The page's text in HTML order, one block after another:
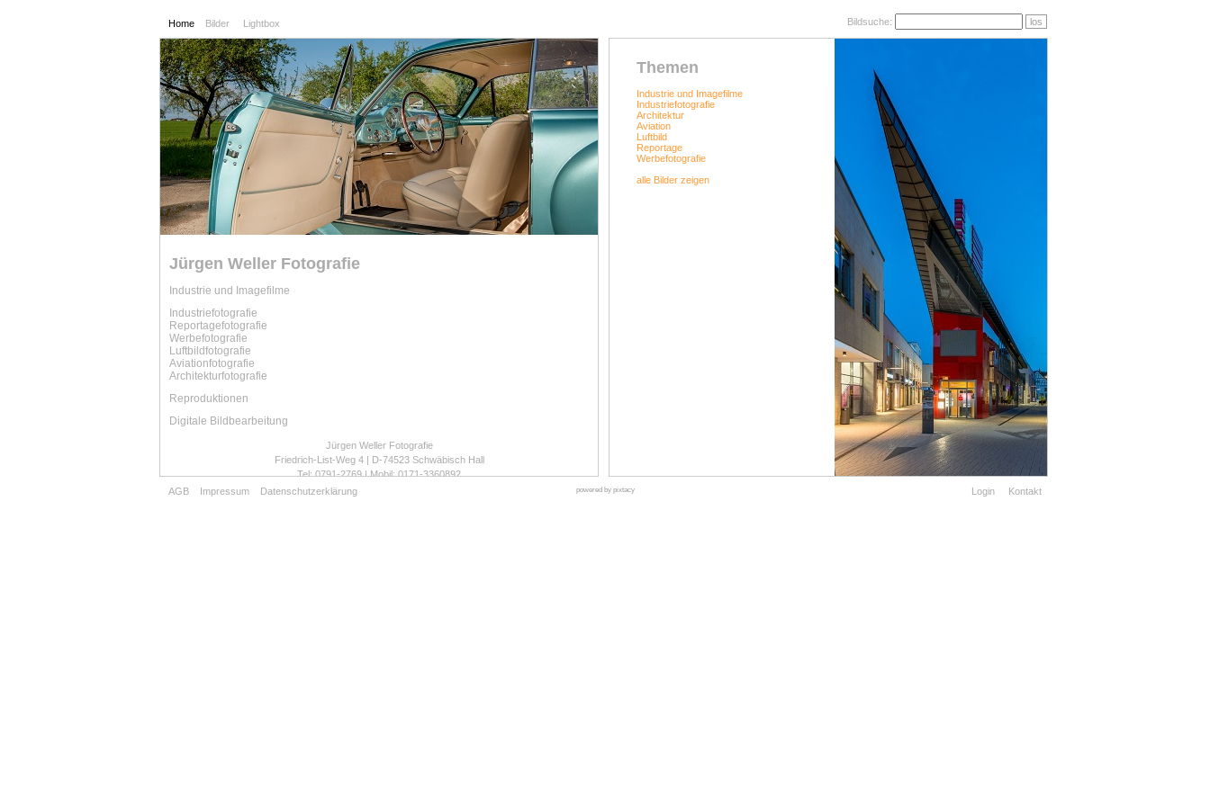
Home Bilder Lightbox Bildsuche: los
AGB Impressum Datenschutzerklärung powered by pixtacy Login Kontakt
Jürgen Weller Fotografie
Industrie und Imagefilme
Industriefotografie
Reportagefotografie
Werbefotografie
Luftbildfotografie
Aviationfotografie
Architekturfotografie
Reproduktionen
Digitale Bildbearbeitung
Jürgen Weller Fotografie
Friedrich-List-Weg 4 | D-74523 Schwäbisch Hall
Tel: 0791-2769 | Mobil: 0171-3360892
weller.fotografie@t-online.de
Themen
Industrie und Imagefilme
Industriefotografie
Architektur
Aviation
Luftbild
Reportage
Werbefotografie
alle Bilder zeigen